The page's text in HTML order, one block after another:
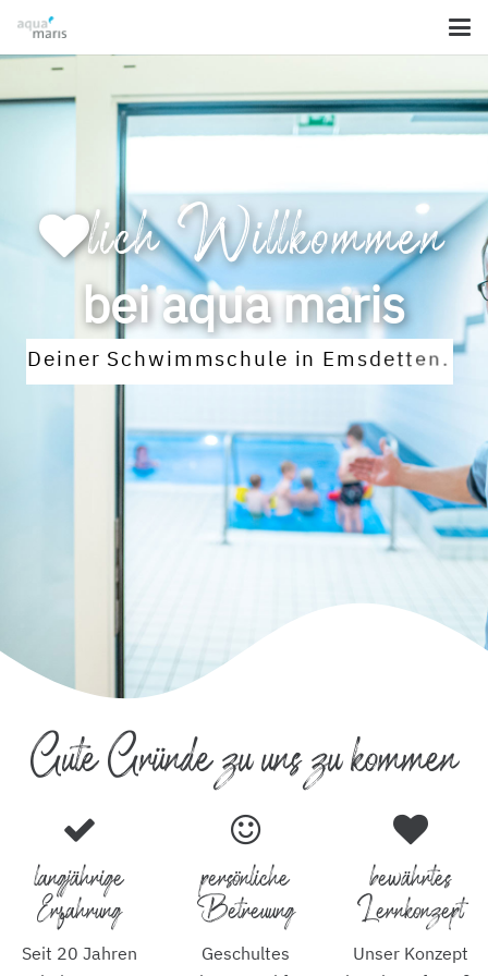
lich Willkommen
bei aqua maris
Deiner Schwim mschule in Em sdetten.
Gute Gründe zu uns zu kommen
langjährige
Erfahrung
Seit 20 Jahren
persönliche
Betreuung
Geschultes
bewährtes
Lernkonzept
Unser Konzept